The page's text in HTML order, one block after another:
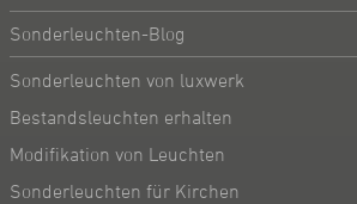
Sonderleuchten-Blog
Sonderleuchten von luxwerk
Bestandsleuchten erhalten
Modifikation von Leuchten
Sonderleuchten für Kirchen